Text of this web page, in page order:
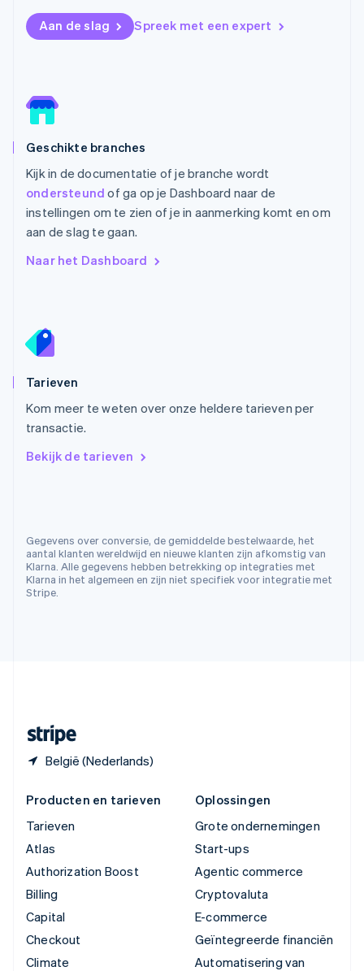
Aan de slag Spreek met een expert
Geschikte branches
Kijk in de documentatie of je branche wordt
ondersteund of ga op je Dashboard naar de
instellingen om te zien of je in aanmerking komt en om
aan de slag te gaan.
Naar het Dashboard
Tarieven
Kom meer te weten over onze heldere tarieven per
transactie.
Bekijk de tarieven
Gegevens over conversie, de gemiddelde bestelwaarde, het
aantal klanten wereldwijd en nieuwe klanten zijn afkomstig van
Klarna. Alle gegevens hebben betrekking op integraties met
Klarna in het algemeen en zijn niet specifiek voor integratie met
Stripe.
België (Nederlands)
Maleisië
English 简体中文
Español
Nederland
Nieuw-Zeeland
Noorwegen
English
Oostenrijk
Deutsch English
English
Singapore
English
English
Slowakije
English
EspañolEnglish
Vasteland van China
简体中文English
Verenigd Koninkrijk
English
Producten en tarieven
Tarieven
Atlas
Authorization Boost
Billing
Capital
Checkout
Climate
Oplossingen
Grote ondernemingen
Start-ups
Agentic commerce
Cryptovaluta
E-commerce
Geïntegreerde financiën
Automatisering van